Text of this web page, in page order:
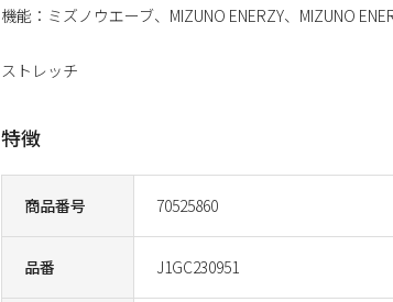
商品番号 70525860
品番 J1GC230951
機能：ミズノウエーブ、MIZUNO ENERZY、MIZUNO
ストレッチ
特徴